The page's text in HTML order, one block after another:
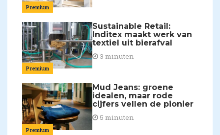
Premium
Premium
Sustainable Retail:
Inditex maakt werk van
textiel uit bierafval
3 minuten
Premium
Mud Jeans: groene
idealen, maar rode
cijfers vellen de pionier
5 minuten